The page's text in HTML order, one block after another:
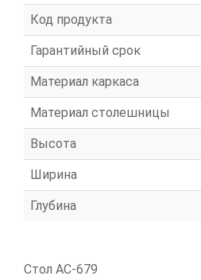
Код продукта
Гарантийный срок
Материал каркаса
Материал столешницы
Высота
Ширина
Глубина
Стол АС-679